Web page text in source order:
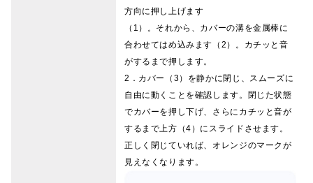
方向に押し上げます
（1）。それから、カバーの溝を金属棒に
合わせてはめ込みます（2）。カチッと音
がするまで押します。
2．カバー（3）を静かに閉じ、スムーズに
自由に動くことを確認します。閉じた状態
でカバーを押し下げ、さらにカチッと音が
するまで上方（4）にスライドさせます。
正しく閉じていれば、オレンジのマークが
見えなくなります。